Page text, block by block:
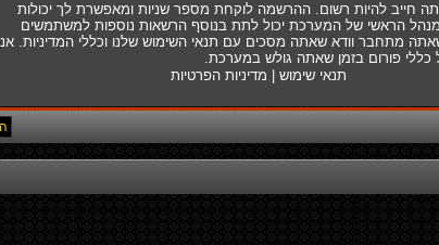
חייב להיות רשום. ההרשמה לוקחת מספר שניות ומאפשרת לך יכולות
הראשי של המערכת יכול לתת בנוסף הרשאות נוספות למשתמשים
מתחבר וודא שאתה מסכים עם תנאי השימוש שלנו וכללי המדיניות.
כללי פורום בזמן שאתה גולש במערכת.
תנאי שימוש
מדיניות הפרטיות